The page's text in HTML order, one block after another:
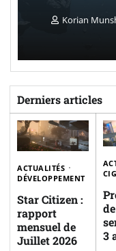
Korian
Derniers articles
ACTUALITÉS
DÉVELOPPEMENT
Star Citizen :
rapport
mensuel de
Juillet 2026
CIG
3